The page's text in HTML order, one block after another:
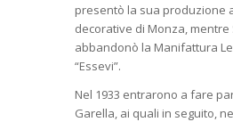
presentò la sua produzione
decorative di Monza, mentre
abbandonò la Manifattura
“Essevi”.
Nel 1933 entrarono a fare
Garella, ai quali in seguito,